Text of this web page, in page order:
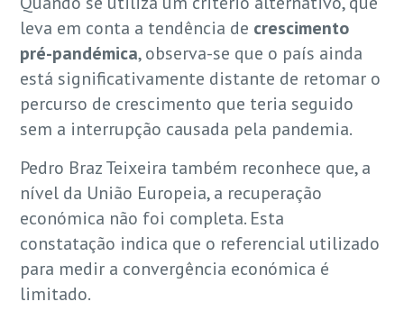
leva em conta a tendência de crescimento
pré-pandémica, observa-se que o país ainda
está significativamente distante de retomar o
percurso de crescimento que teria seguido
sem a interrupção causada pela pandemia.
Pedro Braz Teixeira também reconhece que, a
nível da União Europeia, a recuperação
económica não foi completa. Esta
constatação indica que o referencial utilizado
para medir a convergência económica é
limitado.